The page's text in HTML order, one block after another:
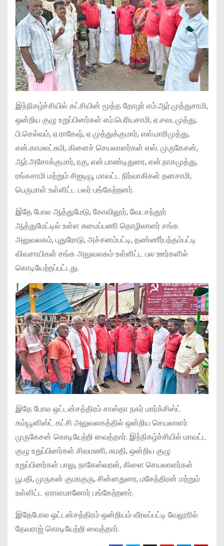
இந்நிகழ்ச்சியில் கட்சியின் மூத்த தோழர் எம்.ஆர்.முத்துசாமி,
ஒன்றிய குழு உறுப்பினர்கள் எம்.பெரியசாமி, ஏ.சவடமுத்து,
பி.செல்வம், ஏ.ராகேஷ், ஏ.முத்துக்குமார், எஸ்.மாரிமுத்து,
என்.காமலட்சுமி, கிளைச் செயலாளர்கள் எஸ். முருகேசன்,
ஆர்.அசோக்குமார், ரகு, என்.பாண்டிதுரை, என்.நாகமுத்து,
ரங்கசாமி மற்றும் சிஐடியூ மாவட்ட நிர்வாகிகள் தனசாமி,
பெருமாள் உள்ளிட்ட பலர் பங்கேற்றனர்.
இதே போல ஆத்துமேடு, கோவிலூர், வேடசந்தூர்
ஆத்துமேட்டில் உள்ள சுமைப்பணி தொழிலாளர் சங்க
அலுவலகம், புதுரோடு, அச்சனம்பட்டி, தண்ணீர்பந்தம்பட்டி
விவசாயிகள் சங்க அலுவலகம் உள்ளிட்ட பல ஊர்களில்
கொடியேற்றப்பட்டது.
இதே போல ஒட்டன்சத்திரம் சாஸ்தா நகர் மார்க்சிஸ்ட்
கம்யூனிஸ்ட் கட்சி அலுவலகத்தில் ஒன்றிய செயலாளர்
முருகேசன் கொடியேற்றி வைத்தார். இந்நிகழ்ச்சியில் மாவட்ட
குழு உறுப்பினர்கள் சிவமணி, சுமதி, ஒன்றிய குழு
உறுப்பினர்கள் பாலு, நாகேஸ்வரன், கிளை செயலாளர்கள்
பூபதி, முருகன் குமரகுரு, சின்னதுரை, மகேந்திரன் மற்றும்
உள்ளிட்ட ஏராளமானோர் பங்கேற்றனர்.
இதேபோல ஒட்டன்சத்திரம் ஒன்றியம் வீரலப்பட்டி வேலூரில்
தேவராஜ் கொடியேற்றி வைத்தார்.